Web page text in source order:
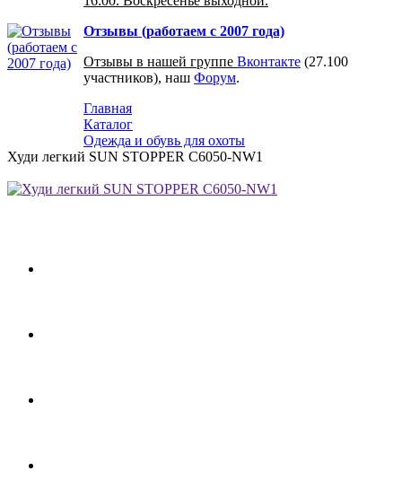
Отзывы (работаем с 2007 года)
Отзывы в нашей группе Вконтакте (27.100
участников), наш Форум.
Главная
Каталог
Одежда и обувь для охоты
Худи легкий SUN STOPPER C6050-NW1